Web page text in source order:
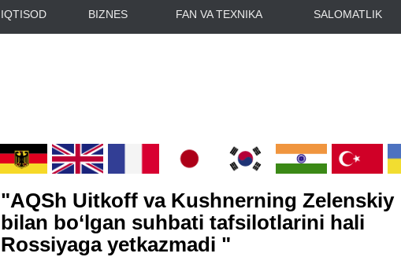
IQTISOD BIZNES FAN VA TEXNIKA SALOMATLIK
"AQSh Uitkoff va Kushnerning Zelenskiy
bilan bo‘lgan suhbati tafsilotlarini hali
Rossiyaga yetkazmadi "